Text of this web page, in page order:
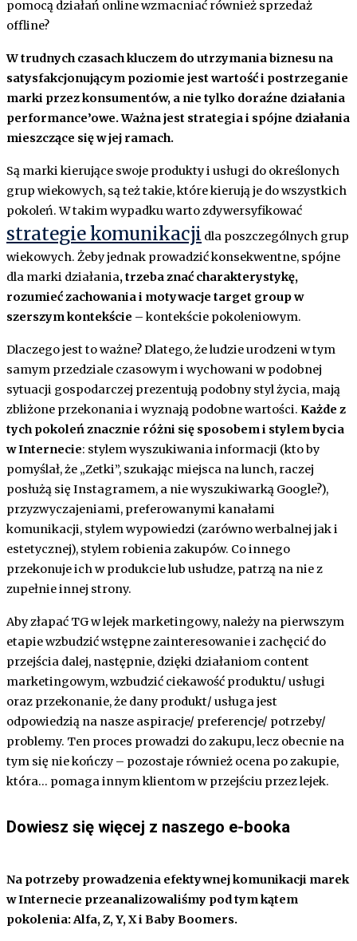
pomocą działań online wzmacniać również sprzedaż
offline?
W trudnych czasach kluczem do utrzymania biznesu na
satysfakcjonującym poziomie jest wartość i postrzeganie
marki przez konsumentów, a nie tylko doraźne działania
performance’owe. Ważna jest strategia i spójne działania
mieszczące się w jej ramach.
Są marki kierujące swoje produkty i usługi do określonych
grup wiekowych, są też takie, które kierują je do wszystkich
pokoleń. W takim wypadku warto zdywersyfikować
strategie komunikacji dla poszczególnych grup
wiekowych. Żeby jednak prowadzić konsekwentne, spójne
dla marki działania, trzeba znać charakterystykę,
rozumieć zachowania i motywacje target group w
szerszym kontekście – kontekście pokoleniowym.
Dlaczego jest to ważne? Dlatego, że ludzie urodzeni w tym
samym przedziale czasowym i wychowani w podobnej
sytuacji gospodarczej prezentują podobny styl życia, mają
zbliżone przekonania i wyznają podobne wartości. Każde z
tych pokoleń znacznie różni się sposobem i stylem bycia
w Internecie: stylem wyszukiwania informacji (kto by
pomyślał, że „Zetki”, szukając miejsca na lunch, raczej
posłużą się Instagramem, a nie wyszukiwarką Google?),
przyzwyczajeniami, preferowanymi kanałami
komunikacji, stylem wypowiedzi (zarówno werbalnej jak i
estetycznej), stylem robienia zakupów. Co innego
przekonuje ich w produkcie lub usłudze, patrzą na nie z
zupełnie innej strony.
Aby złapać TG w lejek marketingowy, należy na pierwszym
etapie wzbudzić wstępne zainteresowanie i zachęcić do
przejścia dalej, następnie, dzięki działaniom content
marketingowym, wzbudzić ciekawość produktu/ usługi
oraz przekonanie, że dany produkt/ usługa jest
odpowiedzią na nasze aspiracje/ preferencje/ potrzeby/
problemy. Ten proces prowadzi do zakupu, lecz obecnie na
tym się nie kończy – pozostaje również ocena po zakupie,
która… pomaga innym klientom w przejściu przez lejek.
Dowiesz się więcej z naszego e-booka
Na potrzeby prowadzenia efektywnej komunikacji marek
w Internecie przeanalizowaliśmy pod tym kątem
pokolenia: Alfa, Z, Y, X i Baby Boomers.